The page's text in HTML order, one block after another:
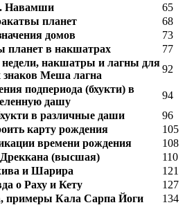
Навамши
65
планет
68
домов
73
планет в накшатрах
77
накшатры и лагны для
знаков Меша лагна
92
подпериода (бхукти) в
дашу
94
в различные даши
96
карту рождения
105
времени рождения
108
(высшая)
110
и Шарира
121
о Раху и Кету
127
примеры Кала Сарпа Йоги
134